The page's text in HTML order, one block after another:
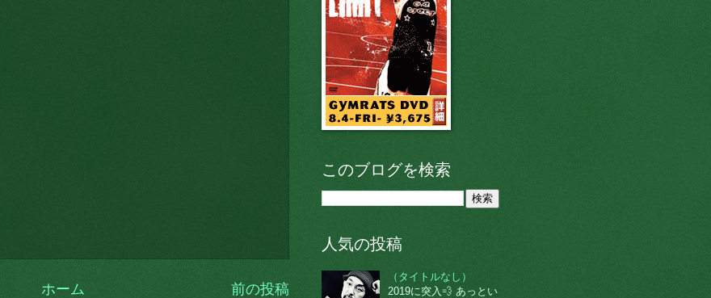
前の投稿
ホーム
このブログを検索
人気の投稿
（タイトルなし）
2019に突入💨 あっとい